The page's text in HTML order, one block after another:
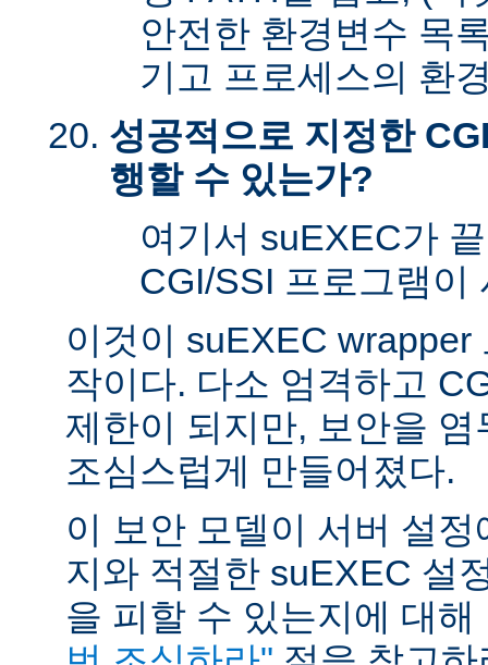
안전한 환경변수 목
기고 프로세스의 환
성공적으로 지정한
행할 수 있는가?
여기서 suEXEC가
CGI/SSI 프로그램이
이것이 suEXEC wrapper
작이다. 다소 엄격하고
제한이 되지만, 보안을
조심스럽게 만들어졌다.
이 보안 모델이 서버 설
지와 적절한 suEXEC 설
을 피할 수 있는지에 대